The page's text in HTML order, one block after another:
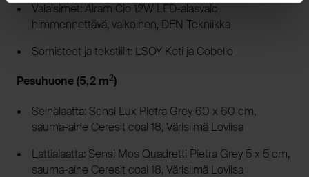
Valaisimet: Airam Cio 12W LED-alasvalo,
himmennettävä, valkoinen, DEN Tekniikka
Somisteet ja tekstiilit: LSOY Koti ja Cobello
Pesuhuone (5,2 m2)
Seinälaatta: Sensi Lux Pietra Grey 60 x 60 cm,
sauma-aine Ceresit coal 18, Värisilmä Loviisa
Lattialaatta: Sensi Mos Quadretti Pietra Grey 5 x 5 cm,
sauma-aine Ceresit coal 18, Värisilmä Loviisa